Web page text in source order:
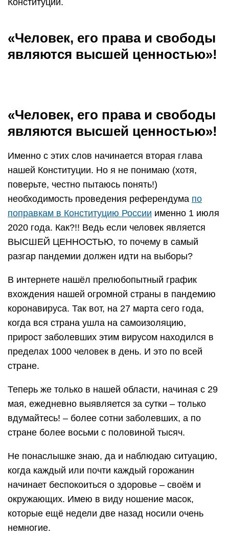
Конституции.
«Человек, его права и свободы
являются высшей ценностью»!
«Человек, его права и свободы
являются высшей ценностью»!
Именно с этих слов начинается вторая глава
нашей Конституции. Но я не понимаю (хотя,
поверьте, честно пытаюсь понять!)
необходимость проведения референдума по
поправкам в Конституцию России именно 1 июля
2020 года. Как?!! Ведь если человек является
ВЫСШЕЙ ЦЕННОСТЬЮ, то почему в самый
разгар пандемии должен идти на выборы?
В интернете нашёл прелюбопытный график
вхождения нашей огромной страны в пандемию
коронавируса. Так вот, на 27 марта сего года,
когда вся страна ушла на самоизоляцию,
прирост заболевших этим вирусом находился в
пределах 1000 человек в день. И это по всей
стране.
Теперь же только в нашей области, начиная с 29
мая, ежедневно выявляется за сутки – только
вдумайтесь! – более сотни заболевших, а по
стране более восьми с половиной тысяч.
Не понаслышке знаю, да и наблюдаю ситуацию,
когда каждый или почти каждый горожанин
начинает беспокоиться о здоровье – своём и
окружающих. Имею в виду ношение масок,
которые ещё недели две назад носили очень
немногие.